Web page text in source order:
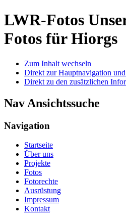
LWR-Fotos
Fotos für Hiorgs
Zum Inhalt wechseln
Direkt zur Hauptnavigation
Direkt zu den zusätzlichen
Nav Ansichtssuche
Navigation
Startseite
Über uns
Projekte
Fotos
Fotorechte
Ausrüstung
Impressum
Kontakt